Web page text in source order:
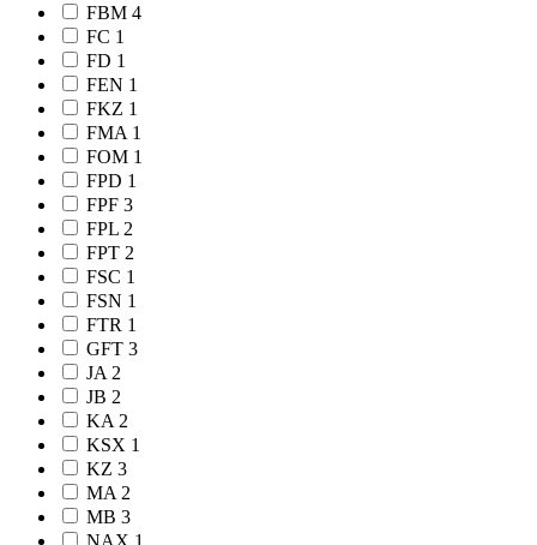
FBM 4
FC 1
FD 1
FEN 1
FKZ 1
FMA 1
FOM 1
FPD 1
FPF 3
FPL 2
FPT 2
FSC 1
FSN 1
FTR 1
GFT 3
JA 2
JB 2
KA 2
KSX 1
KZ 3
MA 2
MB 3
NAX 1